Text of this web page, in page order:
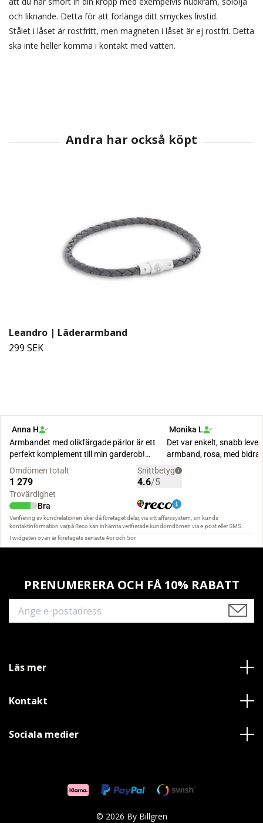
och liknande. Detta för att förlänga ditt smyckes livstid.
Stålet i låset är rostfritt, men magneten i låset är ej rostfri. Detta
ska inte heller komma i kontakt med vatten.
Leandro | Läderarmband
299 SEK
PRENUMERERA OCH FÅ 10% RABATT
Läs mer
Kontakt
Sociala medier
© 2026 By Billgren